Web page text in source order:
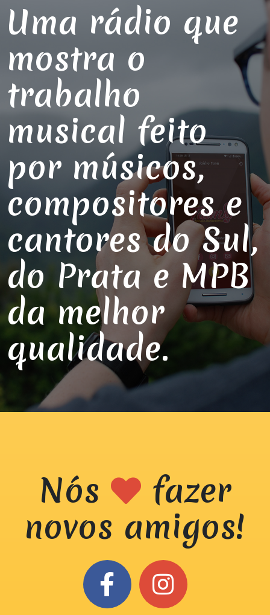
Uma rádio que
mostra o
trabalho
musical feito
por músicos,
compositores e
cantores do Sul,
do Prata e MPB
da melhor
qualidade.
Nós
fazer
novos amigos!